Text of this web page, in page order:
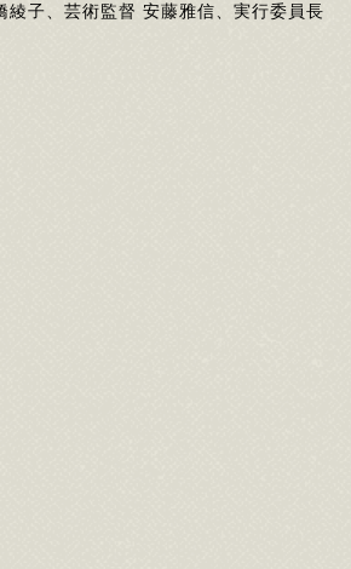
子、芸術監督 安藤雅信、実行委員長